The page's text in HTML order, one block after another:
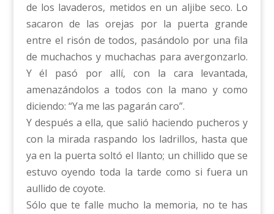
de los lavaderos, metidos en un aljibe seco. Lo
sacaron de las orejas por la puerta grande
entre el risón de todos, pasándolo por una fila
de muchachos y muchachas para avergonzarlo.
Y él pasó por allí, con la cara levantada,
amenazándolos a todos con la mano y como
diciendo: “Ya me las pagarán caro”.
Y después a ella, que salió haciendo pucheros y
con la mirada raspando los ladrillos, hasta que
ya en la puerta soltó el llanto; un chillido que se
estuvo oyendo toda la tarde como si fuera un
aullido de coyote.
Sólo que te falle mucho la memoria, no te has